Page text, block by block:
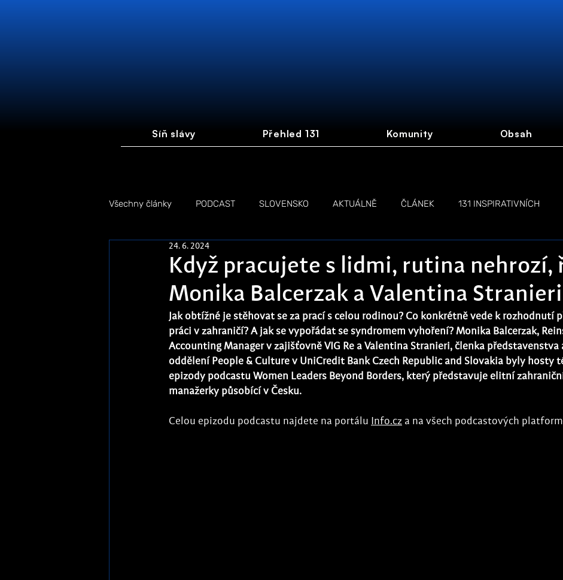
Síň slávy Přehled 131 Komunity Obsah
Všechny články PODCAST SLOVENSKO AKTUÁLNĚ ČLÁNEK 131 INSPIRATIVNÍCH
FOTOGALERIE
Když pracujete s lidmi, rutina nehrozí,
Monika Balcerzak a Valentina Stranieri
24. 6. 2024
Jak obtížné je stěhovat se za prací s celou rodinou? Co konkrétně vede k rozhodnutí
práci v zahraničí? A jak se vypořádat se syndromem vyhoření? Monika Balcerzak,
Accounting Manager v zajišťovně VIG Re a Valentina Stranieri, členka představenstva
oddělení People & Culture v UniCredit Bank Czech Republic and Slovakia byly hosty
epizody podcastu Women Leaders Beyond Borders, který představuje elitní
manažerky působící v Česku.
Celou epizodu podcastu najdete na portálu Info.cz a na všech podcastových